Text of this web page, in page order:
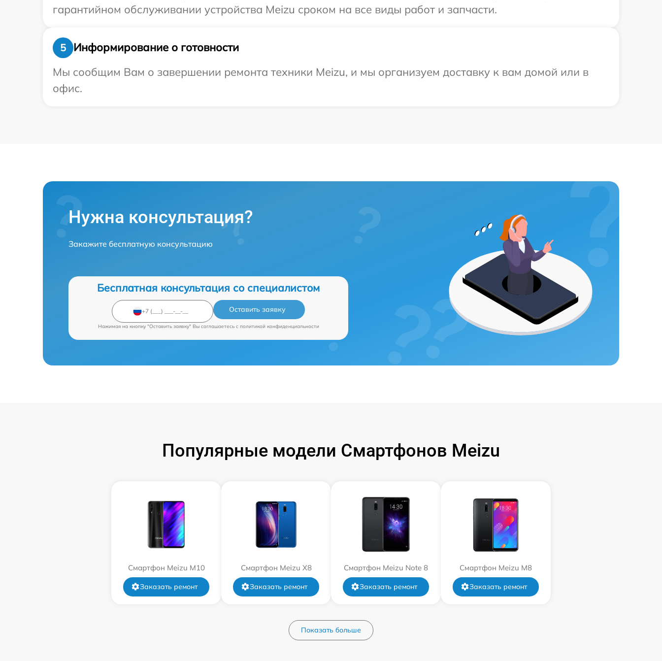
гарантийном обслуживании устройства Meizu сроком на все виды работ и запчасти.
5
Информирование о готовности
Мы сообщим Вам о завершении ремонта техники Meizu, и мы организуем доставку к вам домой или в
офис.
Нужна консультация?
Закажите бесплатную консультацию
Бесплатная консультация со специалистом
Оставить заявку
Нажимая на кнопку "Оставить заявку" Вы соглашаетесь c политикой конфиденциальности
Популярные модели Смартфонов Meizu
Смартфон Meizu M10
Заказать ремонт
Смартфон Meizu X8
Заказать ремонт
Смартфон Meizu Note 8
Заказать ремонт
Смартфон Meizu M8
Заказать ремонт
Показать больше